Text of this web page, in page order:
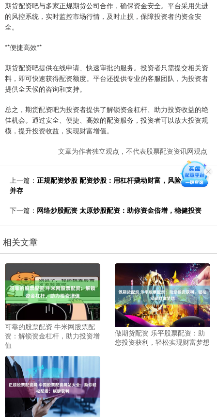
期货配资吧与多家正规期货公司合作，确保资金安全。平台采用先进
的风控系统，实时监控市场行情，及时止损，保障投资者的资金安
全。
**便捷高效**
期货配资吧提供在线申请、快速审批的服务。投资者只需提交相关资
料，即可快速获得配资额度。平台还提供专业的客服团队，为投资者
提供全天候的咨询和支持。
总之，期货配资吧为投资者提供了解锁资金杠杆、助力投资收益的绝
佳机会。通过安全、便捷、高效的配资服务，投资者可以放大投资规
模，提升投资收益，实现财富增值。
文章为作者独立观点，不代表股票配资资讯网观点
上一篇： 正规配资炒股 配资炒股：用杠杆撬动财富，风险与收益
并存
下一篇： 网络炒股配资 太原炒股配资：助你资金倍增，稳健投资
相关文章
可靠的股票配资 牛米网股票配
资：解锁资金杠杆，助力投资增
值
做期货配资 乐平股票配资：助
您投资获利，轻松实现财富梦想